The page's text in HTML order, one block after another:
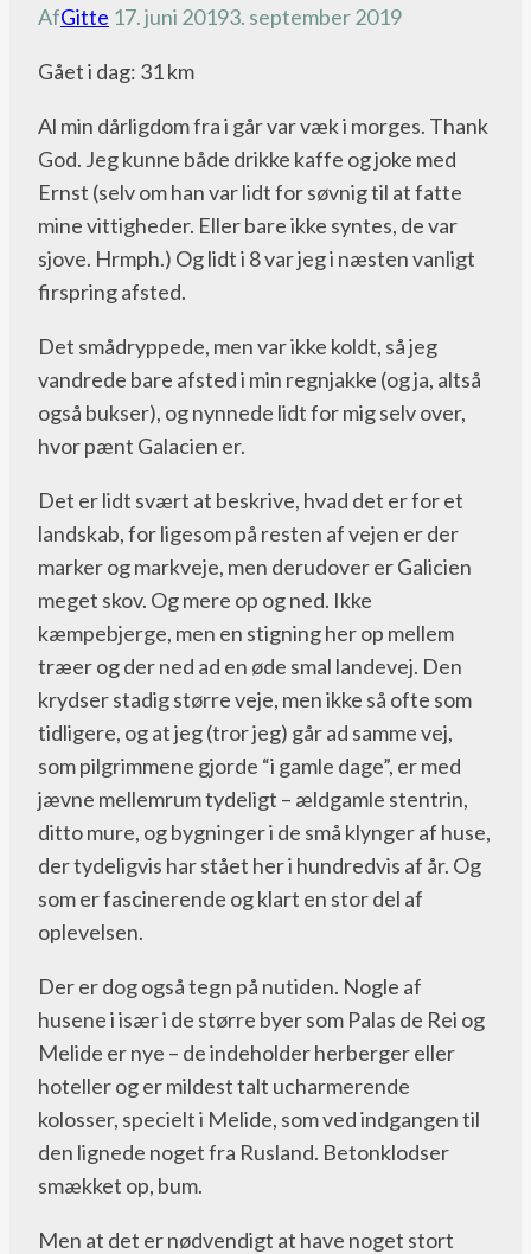
AfGitte 17. juni 20193. september 2019
Gåeti dag: 31 km
Al min dårligdom fra i går var væk i morges. Thank
God. Jeg kunne både drikke kaffe og joke med
Ernst (selv om han var lidt for søvnig til at fatte
mine vittigheder. Eller bare ikke syntes, de var
sjove. Hrmph.) Og lidt i 8 var jeg i næsten vanligt
firspring afsted.
Det smådryppede, men var ikke koldt, så jeg
vandrede bare afsted i min regnjakke (og ja, altså
også bukser), og nynnede lidt for mig selv over,
hvor pænt Galacien er.
Det er lidt svært at beskrive, hvad det er for et
landskab, for ligesom på resten af vejen er der
marker og markveje, men derudover er Galicien
meget skov. Og mere op og ned. Ikke
kæmpebjerge, men en stigning her op mellem
træer og der ned ad en øde smal landevej. Den
krydser stadig større veje, men ikke så ofte som
tidligere, og at jeg (tror jeg) går ad samme vej,
som pilgrimmene gjorde “i gamle dage”, er med
jævne mellemrum tydeligt – ældgamle stentrin,
ditto mure, og bygninger i de små klynger af huse,
der tydeligvis har stået her i hundredvis af år. Og
som er fascinerende og klart en stor del af
oplevelsen.
Der er dog også tegn på nutiden. Nogle af
husene i især i de større byer som Palas de Rei og
Melide er nye – de indeholder herberger eller
hoteller og er mildest talt ucharmerende
kolosser, specielt i Melide, som ved indgangen til
den lignede noget fra Rusland. Betonklodser
smækket op, bum.
Men at det er nødvendigt at have noget stort